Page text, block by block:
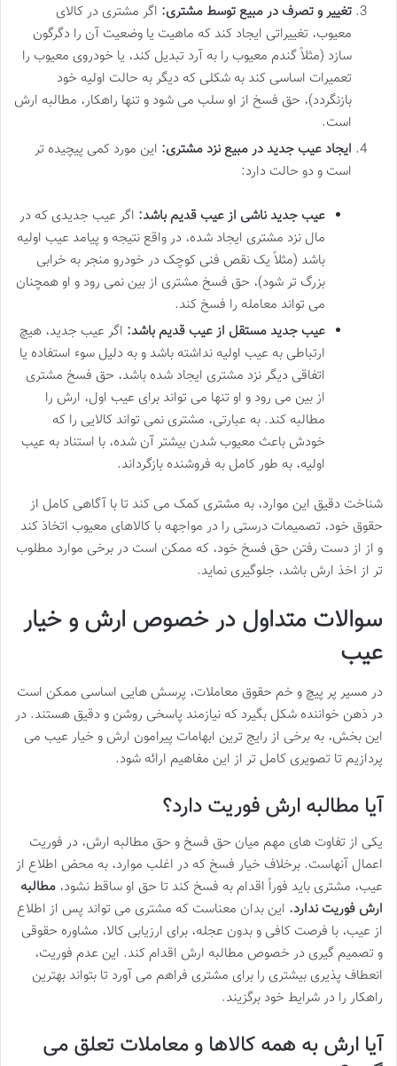
تغییر و تصرف در مبیع توسط مشتری: اگر مشتری در کالای
معیوب، تغییراتی ایجاد کند که ماهیت یا وضعیت آن را دگرگون
سازد (مثلاً گندم معیوب را به آرد تبدیل کند، یا خودروی معیوب را
تعمیرات اساسی کند به شکلی که دیگر به حالت اولیه خود
بازنگردد)، حق فسخ از او سلب می شود و تنها راهکار، مطالبه ارش
است.
ایجاد عیب جدید در مبیع نزد مشتری: این مورد کمی پیچیده تر
است و دو حالت دارد:
عیب جدید ناشی از عیب قدیم باشد: اگر عیب جدیدی که در
مال نزد مشتری ایجاد شده، در واقع نتیجه و پیامد عیب اولیه
باشد (مثلاً یک نقص فنی کوچک در خودرو منجر به خرابی
بزرگ تر شود)، حق فسخ مشتری از بین نمی رود و او همچنان
می تواند معامله را فسخ کند.
عیب جدید مستقل از عیب قدیم باشد: اگر عیب جدید، هیچ
ارتباطی به عیب اولیه نداشته باشد و به دلیل سوء استفاده یا
اتفاقی دیگر نزد مشتری ایجاد شده باشد، حق فسخ مشتری
از بین می رود و او تنها می تواند برای عیب اول، ارش را
مطالبه کند. به عبارتی، مشتری نمی تواند کالایی را که
خودش باعث معیوب شدن بیشتر آن شده، با استناد به عیب
اولیه، به طور کامل به فروشنده بازگرداند.
شناخت دقیق این موارد، به مشتری کمک می کند تا با آگاهی کامل از
حقوق خود، تصمیمات درستی را در مواجهه با کالاهای معیوب اتخاذ کند
و از از دست رفتن حق فسخ خود، که ممکن است در برخی موارد مطلوب
تر از اخذ ارش باشد، جلوگیری نماید.
سوالات متداول در خصوص ارش و خیار
عیب
در مسیر پر پیچ و خم حقوق معاملات، پرسش هایی اساسی ممکن است
در ذهن خواننده شکل بگیرد که نیازمند پاسخی روشن و دقیق هستند. در
این بخش، به برخی از رایج ترین ابهامات پیرامون ارش و خیار عیب می
پردازیم تا تصویری کامل تر از این مفاهیم ارائه شود.
آیا مطالبه ارش فوریت دارد؟
یکی از تفاوت های مهم میان حق فسخ و حق مطالبه ارش، در فوریت
اعمال آنهاست. برخلاف خیار فسخ که در اغلب موارد، به محض اطلاع از
عیب، مشتری باید فوراً اقدام به فسخ کند تا حق او ساقط نشود، مطالبه
ارش فوریت ندارد. این بدان معناست که مشتری می تواند پس از اطلاع
از عیب، با فرصت کافی و بدون عجله، برای ارزیابی کالا، مشاوره حقوقی
و تصمیم گیری در خصوص مطالبه ارش اقدام کند. این عدم فوریت،
انعطاف پذیری بیشتری را برای مشتری فراهم می آورد تا بتواند بهترین
راهکار را در شرایط خود برگزیند.
آیا ارش به همه کالاها و معاملات تعلق می